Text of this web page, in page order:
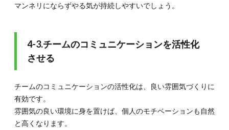
マンネリにならずやる気が持続しやすいでしょう。
4-3.チームのコミュニケーションを活性化
させる
チームのコミュニケーションの活性化は、良い雰囲気づくりに
有効です。
雰囲気の良い環境に身を置けば、個人のモチベーションも自然
と高くなります。